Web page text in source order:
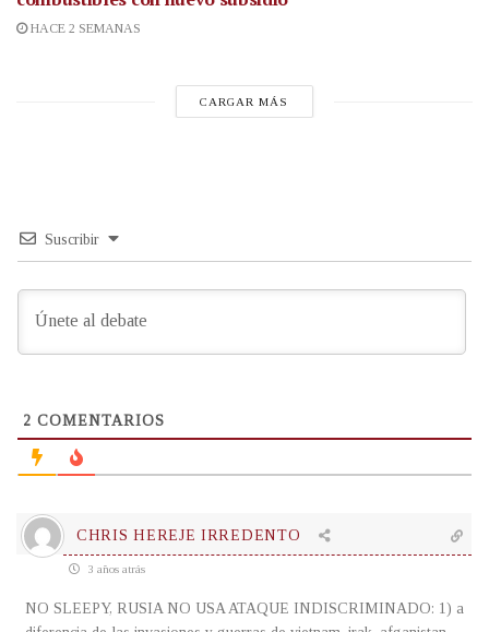
HACE 2 SEMANAS
CARGAR MÁS
Suscribir
2 COMENTARIOS
CHRIS HEREJE IRREDENTO
3 años atrás
NO SLEEPY, RUSIA NO USA ATAQUE INDISCRIMINADO: 1) a